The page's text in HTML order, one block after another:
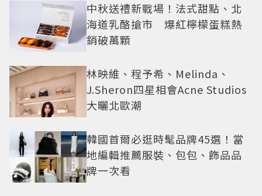
中秋送禮新戰場！法式甜點、北
海道乳酪搶市 爆紅檸檬蛋糕熱
銷破萬顆
林映維、程予希、Melinda、
J.Sheron四星相會Acne Studios
大曬北歐潮
韓國首爾必逛時髦品牌45選！當
地編輯推薦服裝、包包、飾品品
牌一次看